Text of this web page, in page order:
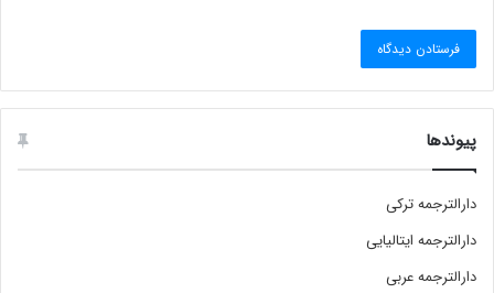
پیوندها
دارالترجمه ترکی
دارالترجمه ایتالیایی
دارالترجمه عربی